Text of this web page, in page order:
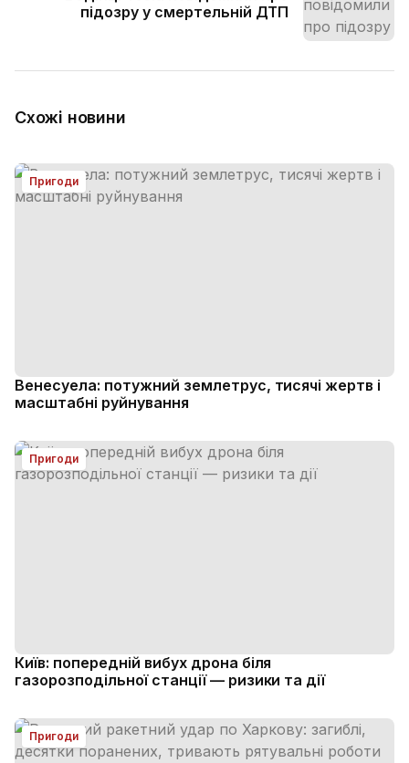
підозру у смертельній ДТП
Схожі новини
Пригоди
Венесуела: потужний землетрус, тисячі жертв і
масштабні руйнування
Пригоди
Київ: попередній вибух дрона біля
газорозподільної станції — ризики та дії
Пригоди